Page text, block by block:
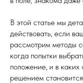
В этой статье мы
действовать, если
рассмотрим методы
когда попытки
положение, и в
решением